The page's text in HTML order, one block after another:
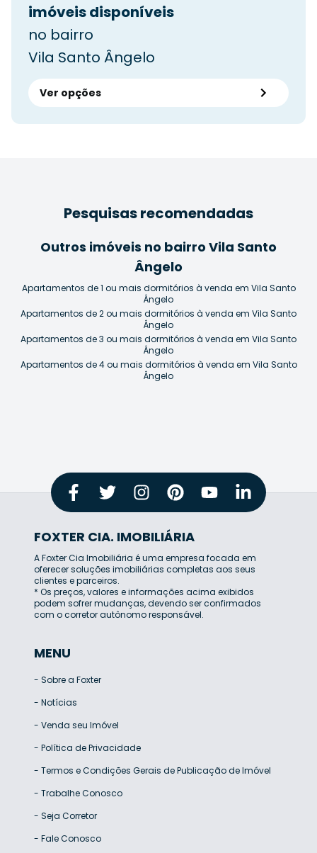
imóveis disponíveis
no bairro
Vila Santo Ângelo
Ver opções
Pesquisas recomendadas
Outros imóveis no bairro Vila Santo
Ângelo
Apartamentos de 1 ou mais dormitórios à venda em Vila Santo
Ângelo
Apartamentos de 2 ou mais dormitórios à venda em Vila Santo
Ângelo
Apartamentos de 3 ou mais dormitórios à venda em Vila Santo
Ângelo
Apartamentos de 4 ou mais dormitórios à venda em Vila Santo
Ângelo
FOXTER CIA. IMOBILIÁRIA
A Foxter Cia Imobiliária é uma empresa focada em
oferecer soluções imobiliárias completas aos seus
clientes e parceiros.
* Os preços, valores e informações acima exibidos
podem sofrer mudanças, devendo ser confirmados
com o corretor autônomo responsável.
MENU
- Sobre a Foxter
- Notícias
- Venda seu Imóvel
- Política de Privacidade
- Termos e Condições Gerais de Publicação de Imóvel
- Trabalhe Conosco
- Seja Corretor
- Fale Conosco